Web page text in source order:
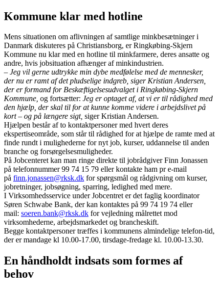
Kommune klar med hotline
Mens situationen om aflivningen af samtlige minkbesætninger i
Danmark diskuteres på Christiansborg, er Ringkøbing-Skjern
Kommune nu klar med en hotline til minkfarmere, deres ansatte og
andre, hvis jobsituation afhænger af minkindustrien.
– Jeg vil gerne udtrykke min dybe medfølelse med de mennesker,
der nu er ramt af det pludselige indgreb, siger Kristian Andersen,
der er formand for Beskæftigelsesudvalget i Ringkøbing-Skjern
Kommune, og fortsætter: Jeg er optaget af, at vi er til rådighed med
den hjælp, der skal til for at kunne komme videre i arbejdslivet på
kort – og på længere sigt, siger Kristian Andersen.
Hjælpen består af to kontaktpersoner med hvert deres
ekspertiseområde, som står til rådighed for at hjælpe de ramte med at
finde rundt i mulighederne for nyt job, kurser, uddannelse til anden
branche og forsørgelsesmuligheder.
På Jobcenteret kan man ringe direkte til jobrådgiver Finn Jonassen
på telefonnummer 99 74 15 79 eller kontakte ham pr e-mail
på finn.jonassen@rksk.dk for spørgsmål og rådgivning om kurser,
jobretninger, jobsøgning, sparring, ledighed med mere.
I Virksomhedsservice under Jobcentret er det faglig koordinator
Søren Schwabe Bank, der kan kontaktes på 99 74 19 74 eller
mail: soeren.bank@rksk.dk for vejledning målrettet mod
virksomhederne, arbejdsmarkedet og brancheskift.
Begge kontaktpersoner træffes i kommunens almindelige telefon-tid,
der er mandage kl 10.00-17.00, tirsdage-fredage kl. 10.00-13.30.
En håndholdt indsats som formes af
behov